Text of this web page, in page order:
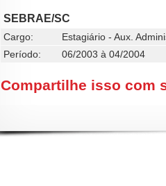
SEBRAE/SC
Cargo:
Estagiário - Aux.
Período:
06/2003 à 04/2004
Compartilhe isso com